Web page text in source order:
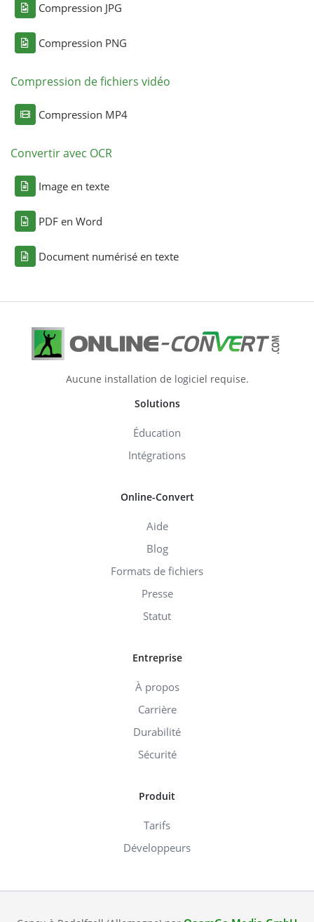
Compression JPG
Compression PNG
Compression de fichiers vidéo
Compression MP4
Convertir avec OCR
Image en texte
PDF en Word
Document numérisé en texte
Aucune installation de logiciel requise.
Solutions
Éducation
Intégrations
Online-Convert
Aide
Blog
Formats de fichiers
Presse
Statut
Entreprise
À propos
Carrière
Durabilité
Sécurité
Produit
Tarifs
Développeurs